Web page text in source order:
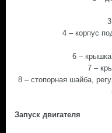
4 – корпус
6 –
7 –
8 – стопорная шайба,
Запуск двигателя